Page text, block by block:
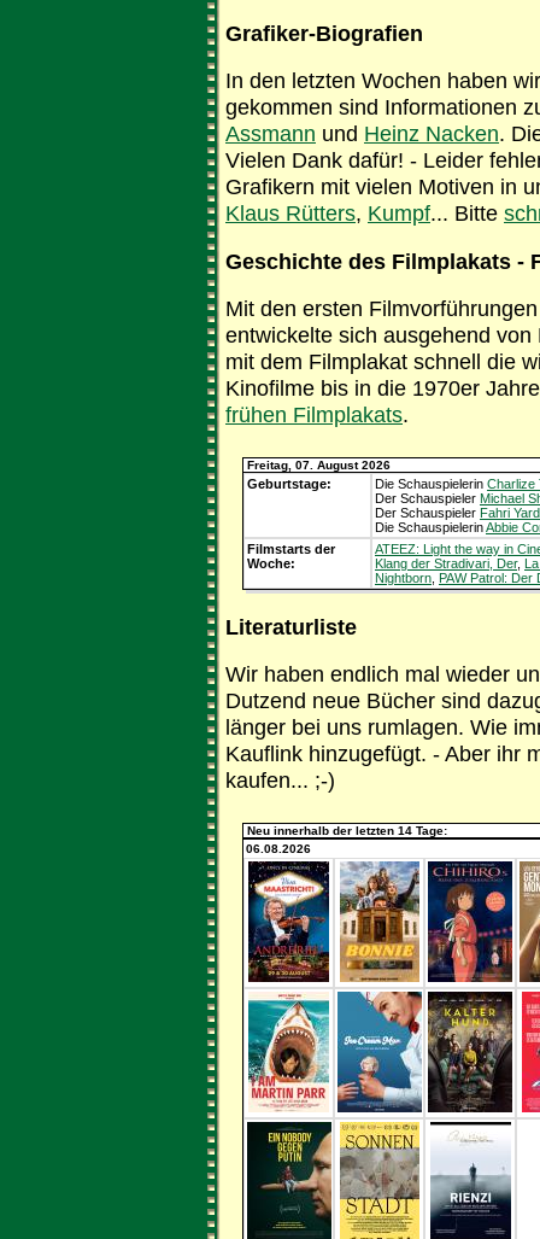
Grafiker-Biografien
In den letzten Wochen haben
gekommen sind Informationen
Assmann und Heinz Nacken.
Vielen Dank dafür! - Leider
Grafikern mit vielen Motiven in
Klaus Rütters, Kumpf... Bitte
Geschichte des Filmplakats -
Mit den ersten
entwickelte sich ausgehend
mit dem Filmplakat schnell die
Kinofilme bis in die 1970er
frühen Filmplakats.
Freitag, 07. August 2026
Geburtstage: Die Schauspielerin Charlize
Der Schauspieler Michael
Der Schauspieler Fahri
Die SchauspielerinAbbie
Filmstarts der
Woche:
ATEEZ: Light the way in
Klang der Stradivari, Der,
Nightborn PAW Patrol: Der
Literaturliste
Wir haben endlich mal wieder
Dutzend neue Bücher sind
länger bei uns rumlagen. Wie
Kauflink hinzugefügt. - Aber ihr
kaufen... ;-)
Neu innerhalb der letzten 14 Tage:
06.08.2026